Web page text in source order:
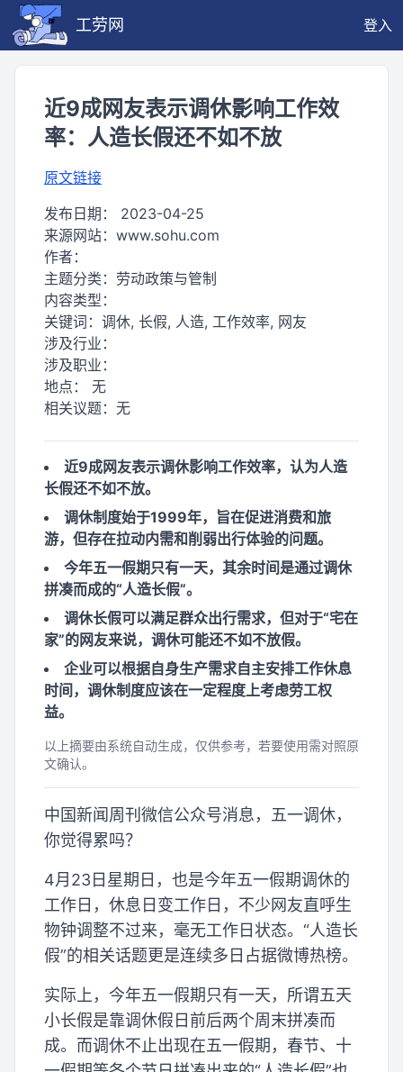
工劳网 登入
近9成网友表示调休影响工作效
率：人造长假还不如不放
原文链接
发布日期： 2023-04-25
来源网站： www.sohu.com
作者：
主题分类： 劳动政策与管制
内容类型：
关键词： 调休, 长假, 人造, 工作效率, 网友
涉及行业：
涉及职业：
地点： 无
相关议题： 无
近9成网友表示调休影响工作效率，认为人造
长假还不如不放。
调休制度始于1999年，旨在促进消费和旅
游，但存在拉动内需和削弱出行体验的问题。
今年五一假期只有一天，其余时间是通过调休
拼凑而成的“人造长假”。
调休长假可以满足群众出行需求，但对于“宅在
家”的网友来说，调休可能还不如不放假。
企业可以根据自身生产需求自主安排工作休息
时间，调休制度应该在一定程度上考虑劳工权
益。
以上摘要由系统自动生成，仅供参考，若要使用需对照原
文确认。
中国新闻周刊微信公众号消息，五一调休，
你觉得累吗？
4月23日星期日，也是今年五一假期调休的
工作日，休息日变工作日，不少网友直呼生
物钟调整不过来，毫无工作日状态。“人造长
假”的相关话题更是连续多日占据微博热榜。
实际上，今年五一假期只有一天，所谓五天
小长假是靠调休假日前后两个周末拼凑而
成。而调休不止出现在五一假期，春节、十